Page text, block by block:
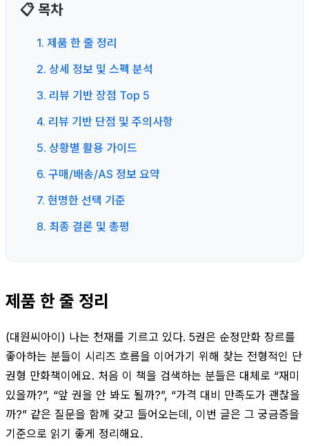
📋 목차
1. 제품 한 줄 정리
2. 상세 정보 및 스펙 분석
3. 리뷰 기반 장점 Top 5
4. 리뷰 기반 단점 및 주의사항
5. 상황별 활용 가이드
6. 구매/배송/AS 정보 요약
7. 현명한 선택 기준
8. 최종 결론 및 총평
제품 한 줄 정리
(대원씨아이) 나는 천재를 기르고 있다. 5권은 순정만화 장르를
좋아하는 분들이 시리즈 흐름을 이어가기 위해 찾는 전형적인 단
권형 만화책이에요. 처음 이 책을 검색하는 분들은 대체로 “재미
있을까?”, “앞 권을 안 봐도 될까?”, “가격 대비 만족도가 괜찮을
까?” 같은 질문을 함께 갖고 들어오는데, 이번 글은 그 궁금증을
기준으로 읽기 좋게 정리해요.